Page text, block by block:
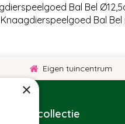
Bal Bel
Bal
Eigen tuincentrum
Tuincollectie
×